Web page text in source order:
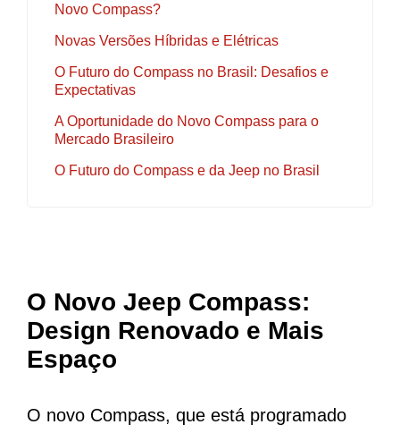
Novo Compass?
Novas Versões Híbridas e Elétricas
O Futuro do Compass no Brasil: Desafios e
Expectativas
A Oportunidade do Novo Compass para o
Mercado Brasileiro
O Futuro do Compass e da Jeep no Brasil
O Novo Jeep Compass:
Design Renovado e Mais
Espaço
O novo Compass, que está programado